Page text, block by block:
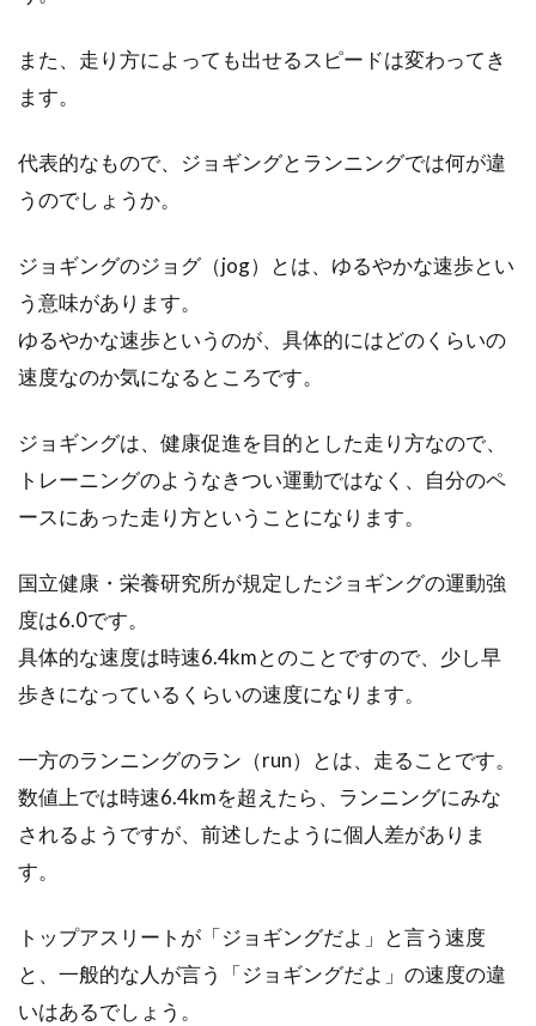
また、走り方によっても出せるスピードは変わってき
ます。
代表的なもので、ジョギングとランニングでは何が違
うのでしょうか。
ジョギングのジョグ（jog）とは、ゆるやかな速歩とい
う意味があります。
ゆるやかな速歩というのが、具体的にはどのくらいの
速度なのか気になるところです。
ジョギングは、健康促進を目的とした走り方なので、
トレーニングのようなきつい運動ではなく、自分のペ
ースにあった走り方ということになります。
国立健康・栄養研究所が規定したジョギングの運動強
度は6.0です。
具体的な速度は時速6.4kmとのことですので、少し早
歩きになっているくらいの速度になります。
一方のランニングのラン（run）とは、走ることです。
数値上では時速6.4kmを超えたら、ランニングにみな
されるようですが、前述したように個人差がありま
す。
トップアスリートが「ジョギングだよ」と言う速度
と、一般的な人が言う「ジョギングだよ」の速度の違
いはあるでしょう。